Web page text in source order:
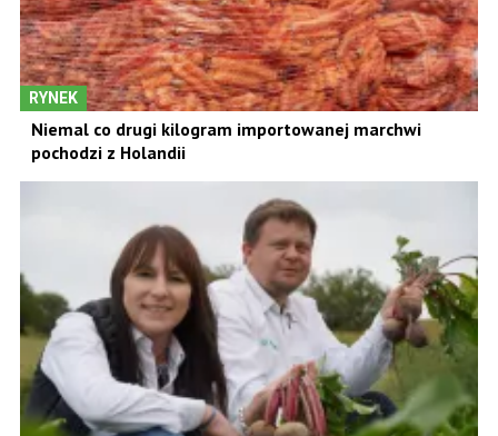
RYNEK
Niemal co drugi kilogram importowanej marchwi
pochodzi z Holandii